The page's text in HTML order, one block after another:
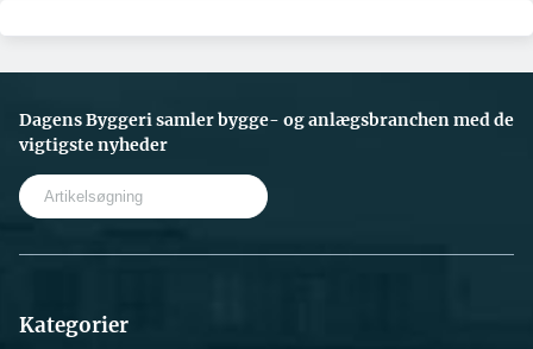
Dagens Byggeri samler bygge- og anlægsbranchen med de
vigtigste nyheder
Kategorier